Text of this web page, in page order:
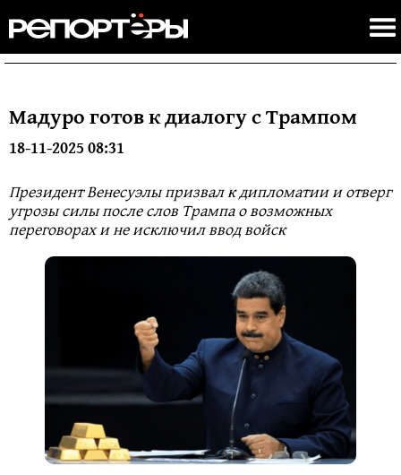
Мадуро готов к диалогу с Трампом
18-11-2025 08:31
Президент Венесуэлы призвал к дипломатии и отверг
угрозы силы после слов Трампа о возможных
переговорах и не исключил ввод войск